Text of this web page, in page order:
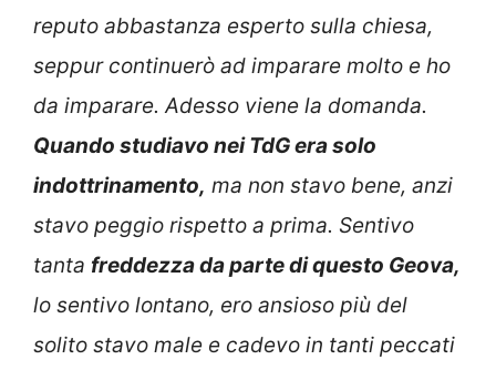
reputo abbastanza esperto sulla chiesa,
seppur continuerò ad imparare molto e ho
da imparare. Adesso viene la domanda.
Quando studiavo nei TdG era solo
indottrinamento, ma non stavo bene, anzi
stavo peggio rispetto a prima. Sentivo
tanta freddezza da parte di questo Geova,
lo sentivo lontano, ero ansioso più del
solito stavo male e cadevo in tanti peccati